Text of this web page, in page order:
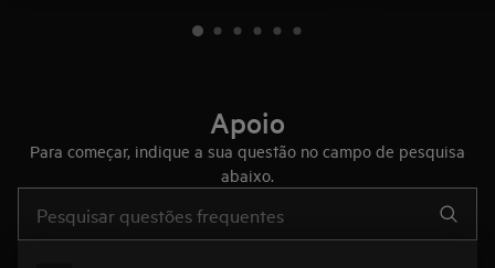
Apoio
Para começar, indique a sua questão no campo de pesquisa
abaixo.